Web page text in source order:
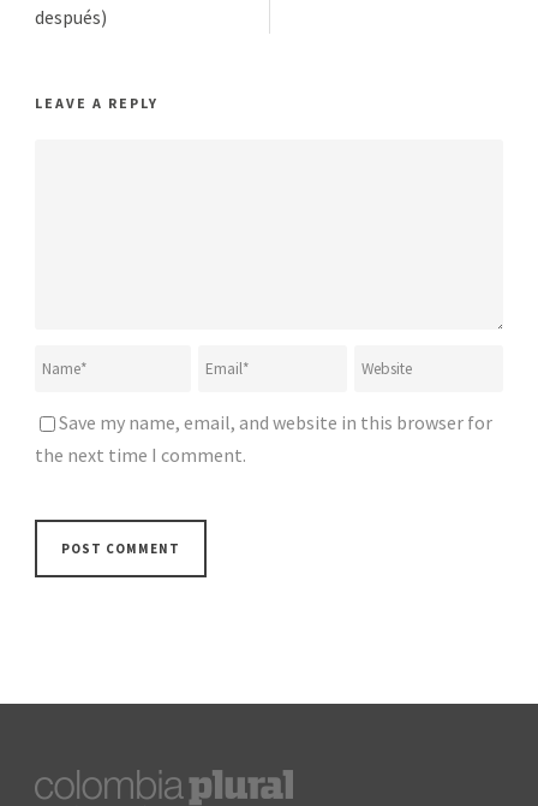
después)
LEAVE A REPLY
Save my name, email, and website in this browser for
the next time I comment.